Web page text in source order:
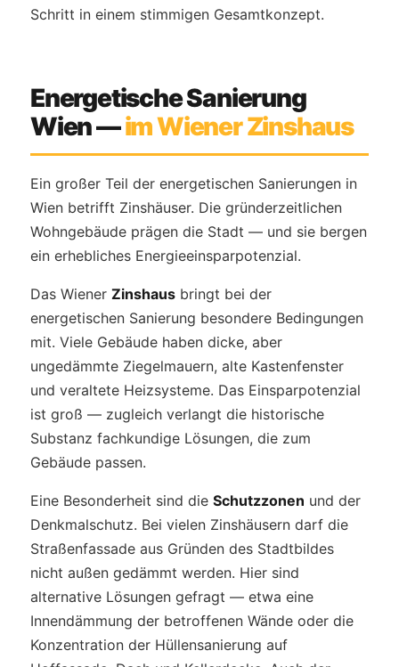
Schritt in einem stimmigen Gesamtkonzept.
Energetische Sanierung
Wien —im Wiener Zinshaus
Ein großer Teil der energetischen Sanierungen in
Wien betrifft Zinshäuser. Die gründerzeitlichen
Wohngebäude prägen die Stadt — und sie bergen
ein erhebliches Energieeinsparpotenzial.
Das Wiener Zinshaus bringt bei der
energetischen Sanierung besondere Bedingungen
mit. Viele Gebäude haben dicke, aber
ungedämmte Ziegelmauern, alte Kastenfenster
und veraltete Heizsysteme. Das Einsparpotenzial
ist groß — zugleich verlangt die historische
Substanz fachkundige Lösungen, die zum
Gebäude passen.
Eine Besonderheit sind die Schutzzonen und der
Denkmalschutz. Bei vielen Zinshäusern darf die
Straßenfassade aus Gründen des Stadtbildes
nicht außen gedämmt werden. Hier sind
alternative Lösungen gefragt — etwa eine
Innendämmung der betroffenen Wände oder die
Konzentration der Hüllensanierung auf